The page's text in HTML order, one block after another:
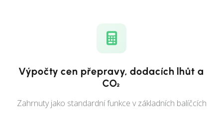
Výpočty cen přepravy, dodacích lhůt a
CO₂
Zahrnuty jako standardní funkce v základních balíčcích